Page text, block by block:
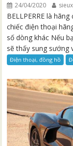
24/04/2020
BELLPERRE là
chiếc điện thoại
số dòng khác Nếu
sẽ thấy sung sướng
Điện thoại, đồng hồ